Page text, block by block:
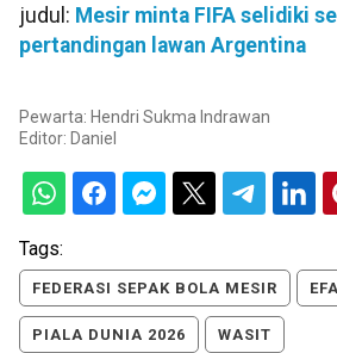
judul: Mesir minta FIFA selidiki
pertandingan lawan Argentina
Pewarta: Hendri Sukma Indrawan
Editor: Daniel
Tags:
FEDERASI SEPAK BOLA MESIR EFA
PIALA DUNIA 2026 WASIT